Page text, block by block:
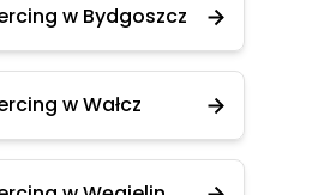
w Bydgoszcz
w Wałcz